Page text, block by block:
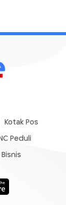
Kotak Pos
Peduli